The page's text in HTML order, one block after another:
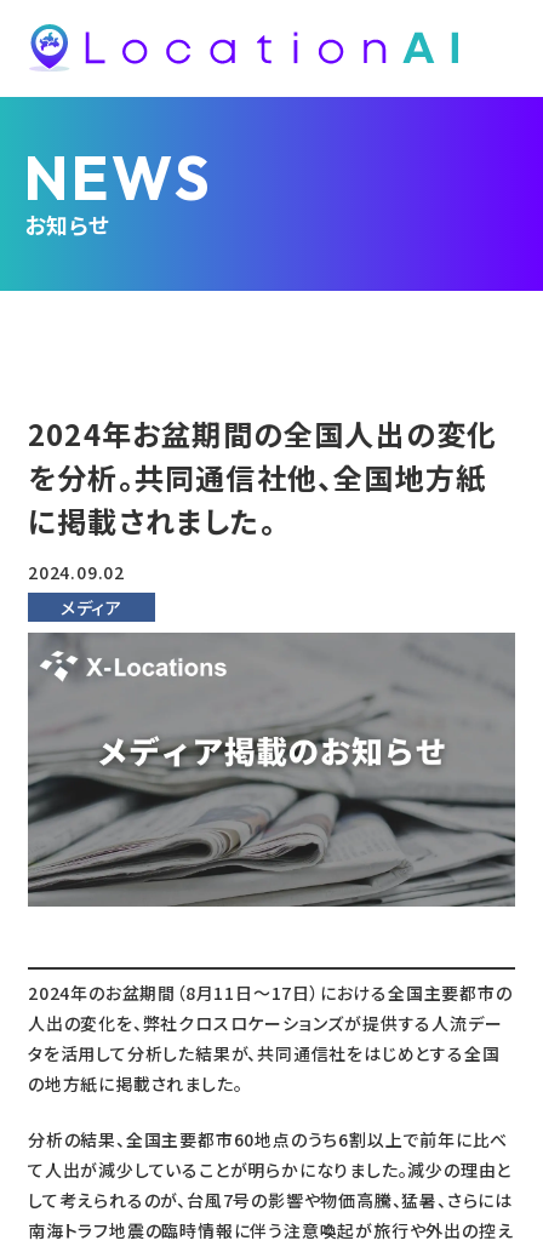
NEWS
お知らせ
2024年お盆期間の全国人出の変化
を分析。共同通信社他、全国地方紙
に掲載されました。
2024.09.02
メディア
2024年のお盆期間（8月11日～17日）における全国主要都市の
人出の変化を、弊社クロスロケーションズが提供する人流デー
タを活用して分析した結果が、共同通信社をはじめとする全国
の地方紙に掲載されました。
分析の結果、全国主要都市60地点のうち6割以上で前年に比べ
て人出が減少していることが明らかになりました。減少の理由と
して考えられるのが、台風7号の影響や物価高騰、猛暑、さらには
南海トラフ地震の臨時情報に伴う注意喚起が旅行や外出の控え